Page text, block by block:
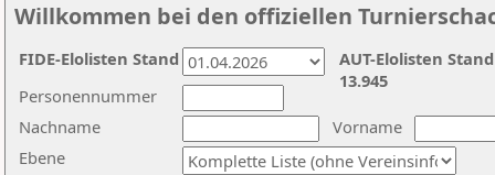
Willkommen bei den offiziellen
Nachname
Vorname
Ebene
Personennummer
AUT-Elolisten
13.945
FIDE-Elolisten Stand